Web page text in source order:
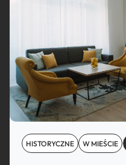
HISTORYCZNE W MIEŚCIE